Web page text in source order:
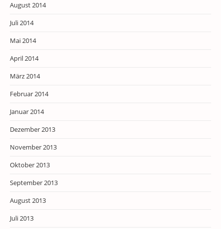
August 2014
Juli 2014
Mai 2014
April 2014
März 2014
Februar 2014
Januar 2014
Dezember 2013
November 2013
Oktober 2013
September 2013
August 2013
Juli 2013